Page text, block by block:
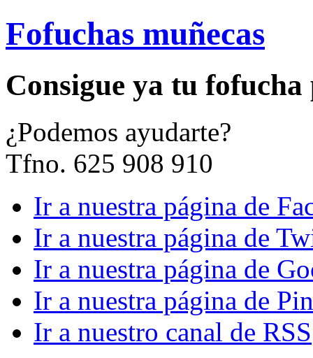
Fofuchas muñecas
Consigue ya tu
¿Podemos ayudarte?
Tfno. 625 908 910
Ir a nuestra página de
Ir a nuestra página de
Ir a nuestra página de
Ir a nuestra página de
Ir a nuestro canal de RSS